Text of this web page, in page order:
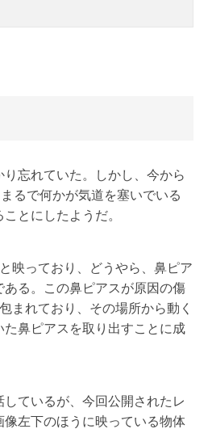
忘れていた。しかし、今から
るで何かが気道を塞いでいる
とにしたようだ。
映っており、どうやら、鼻ピア
る。この鼻ピアスが原因の傷
まれており、その場所から動く
鼻ピアスを取り出すことに成
ているが、今回公開されたレ
左下のほうに映っている物体